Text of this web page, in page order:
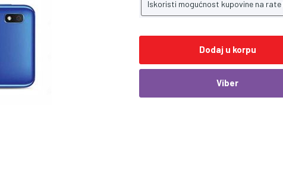
Iskoristi mogućnost kupovine na rate
Dodaj u korpu
Viber